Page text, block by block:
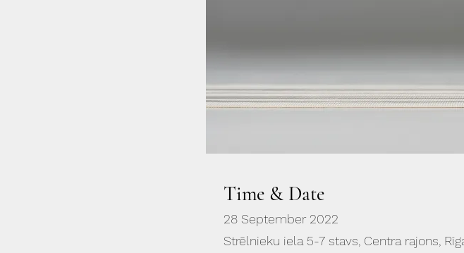
Time & Date
28 September 2022
Strēlnieku iela 5-7 stavs, Centra rajons,